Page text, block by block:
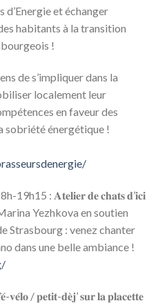
d’Energie et échanger
habitants à la transition
!
de s’impliquer dans la
localement leur
en faveur des
sobriété énergétique !
: 𝐀𝐭𝐞𝐥𝐢𝐞𝐫 𝐝𝐞 𝐜𝐡𝐚𝐭𝐬 𝐝’𝐢𝐜𝐢
Yezhkova en soutien
Strasbourg : venez chanter
dans une belle ambiance !
/ 𝐩𝐞𝐭𝐢𝐭-𝐝𝐞̀𝐣’ 𝐬𝐮𝐫 𝐥𝐚 𝐩𝐥𝐚𝐜𝐞𝐭𝐭𝐞